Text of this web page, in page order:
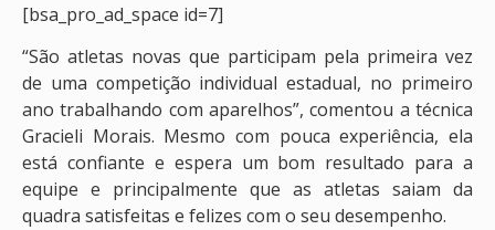
[bsa_pro_ad_space id=7]
“São atletas novas que participam pela primeira vez
de uma competição individual estadual, no primeiro
ano trabalhando com aparelhos”, comentou a técnica
Gracieli Morais. Mesmo com pouca experiência, ela
está confiante e espera um bom resultado para a
equipe e principalmente que as atletas saiam da
quadra satisfeitas e felizes com o seu desempenho.